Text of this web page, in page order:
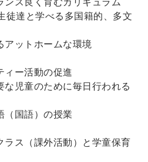
ンス良く育むカリキュラム
徒達と学べる多国籍的、多文
アットホームな環境
ィー活動の促進
な児童のために毎日行われる
（国語）の授業
ラス（課外活動）と学童保育